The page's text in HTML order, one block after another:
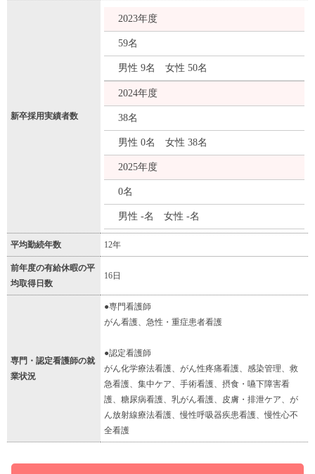
新卒採用実績者数
2023年度
59名
男性 9名 女性 50名
2024年度
38名
男性 0名 女性 38名
2025年度
0名
男性 -名 女性 -名
平均勤続年数 12年
前年度の有給休暇の平
均取得日数
16日
専門・認定看護師の就
業状況
●専門看護師
がん看護、急性・重症患者看護
●認定看護師
がん化学療法看護、がん性疼痛看護、感染管理、救
急看護、集中ケア、手術看護、摂食・嚥下障害看
護、糖尿病看護、乳がん看護、皮膚・排泄ケア、が
ん放射線療法看護、慢性呼吸器疾患看護、慢性心不
全看護